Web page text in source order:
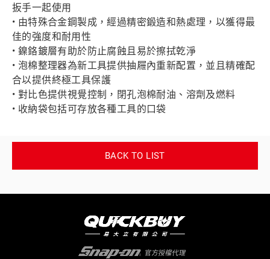
扳手一起使用
• 由特殊合金鋼製成，經過精密鍛造和熱處理，以獲得最
佳的強度和耐用性
• 鎳鉻鍍層有助於防止腐蝕且易於擦拭乾淨
• 泡棉整理器為新工具提供抽屜內重新配置，並且精確配
合以提供終極工具保護
• 對比色提供視覺控制，閉孔泡棉耐油、溶劑及燃料
• 收納袋包括可存放各種工具的口袋
BACK TO LIST